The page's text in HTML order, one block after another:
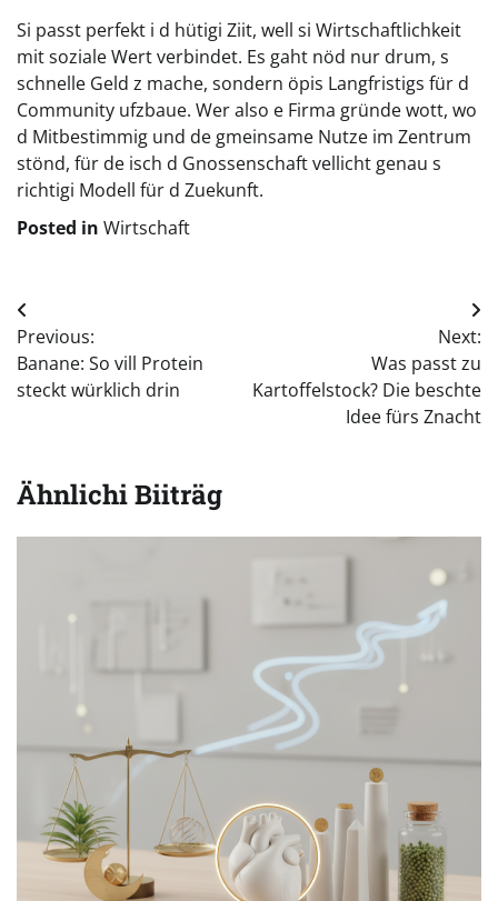
Si passt perfekt i d hütigi Ziit, well si Wirtschaftlichkeit
mit soziale Wert verbindet. Es gaht nöd nur drum, s
schnelle Geld z mache, sondern öpis Langfristigs für d
Community ufzbaue. Wer also e Firma gründe wott, wo
d Mitbestimmig und de gmeinsame Nutze im Zentrum
stönd, für de isch d Gnossenschaft vellicht genau s
richtigi Modell für d Zuekunft.
Posted in Wirtschaft
Beitragsnavigation
Previous:
Banane: So vill Protein
steckt würklich drin
Next:
Was passt zu
Kartoffelstock? Die beschte
Idee fürs Znacht
Ähnlichi Biiträg